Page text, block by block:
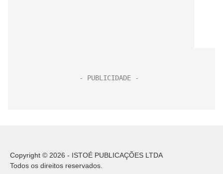
Copyright © 2026 - ISTOÉ PUBLICAÇÕES LTDA
Todos os direitos reservados.